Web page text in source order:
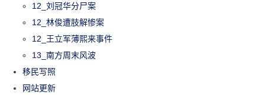
12_刘冠华分尸案
12_林俊遭肢解惨案
12_王立军薄熙来事件
13_南方周末风波
移民写照
网站更新